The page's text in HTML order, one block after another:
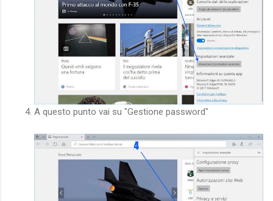
A questo punto vai su "Gestione password"